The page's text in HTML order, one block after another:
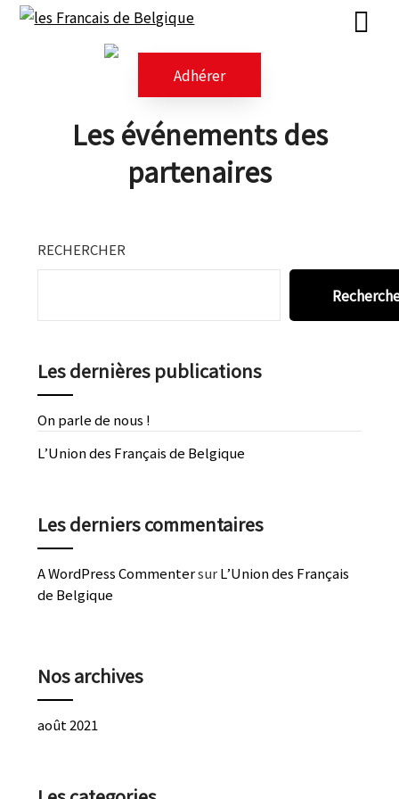
Skip
Skip
Adhérer
Les événements des
partenaires
RECHERCHER
Les dernières publications
On parle de nous !
L’Union des Français de Belgique
Les derniers commentaires
A WordPress CommentersurL’Union des Français
de Belgique
Nos archives
août 2021